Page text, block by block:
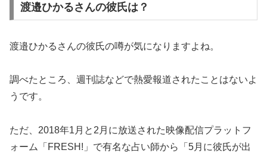
渡邉ひかるさんの彼氏は？
渡邉ひかるさんの彼氏の噂が気になりますよね。
調べたところ、週刊誌などで熱愛報道されたことはないよ
うです。
ただ、2018年1月と2月に放送された映像配信プラットフ
ォーム「FRESH!」で有名な占い師から「5月に彼氏が出